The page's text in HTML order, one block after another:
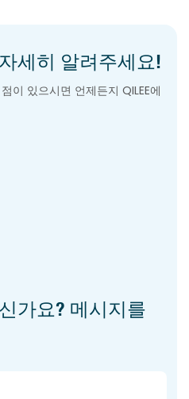
세히 알려주세요!
이 있으시면 언제든지 QILEE에
가요? 메시지를